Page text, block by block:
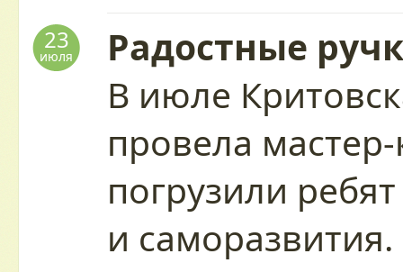
23
июля
Радостные
В июле
провела
погрузили
и